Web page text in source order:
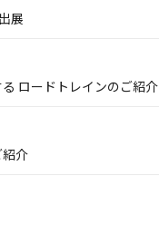
展
ロードトレインのご紹介
介